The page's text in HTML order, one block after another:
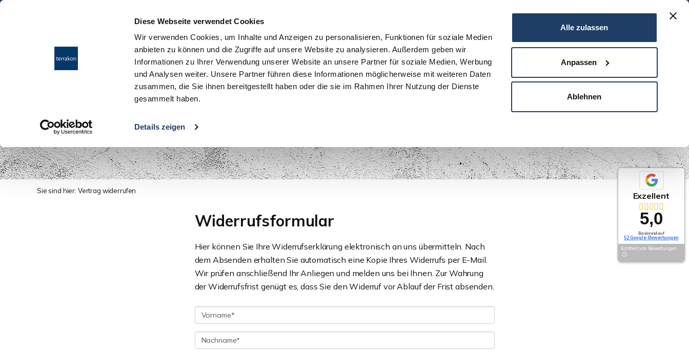
Diese Webseite verwendet Cookies
Wir verwenden Cookies, um Inhalte und Anzeigen zu personalisieren, Funktionen für soziale Medien
anbieten zu können und die Zugriffe auf unsere Website zu analysieren. Außerdem geben wir
Informationen zu Ihrer Verwendung unserer Website an unsere Partner für soziale Medien, Werbung
und Analysen weiter. Unsere Partner führen diese Informationen möglicherweise mit weiteren Daten
zusammen, die Sie ihnen bereitgestellt haben oder die sie im Rahmen Ihrer Nutzung der Dienste
gesammelt haben.
Details zeigen
Alle zulassen
Anpassen
Ablehnen
START IMMOBILIEN EIGENTÜMER INTERESSENTEN
Vertrag widerrufen
Sie sind hier: Vertrag widerrufen
Widerrufsformular
Hier können Sie Ihre Widerrufserklärung elektronisch an uns übermitteln. Nach
dem Absenden erhalten Sie automatisch eine Kopie Ihres Widerrufs per E-Mail.
Wir prüfen anschließend Ihr Anliegen und melden uns bei Ihnen. Zur Wahrung
der Widerrufsfrist genügt es, dass Sie den Widerruf vor Ablauf der Frist absenden.
Exzellent
5,0
Basierend auf
52 Google-Bewertungen
Echtheit von Bewertungen